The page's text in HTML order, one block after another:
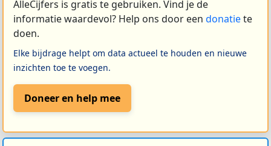
AlleCijfers is gratis te gebruiken. Vind je de
informatie waardevol? Help ons door een donatiete
doen.
Elke bijdrage helpt om data actueel te houden en nieuwe
inzichten toe te voegen.
Doneer en help mee